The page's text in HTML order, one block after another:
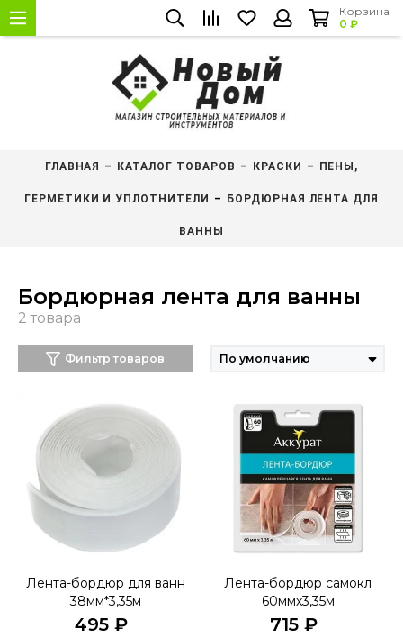
Корзина
0 ₽
ГЛАВНАЯ КАТАЛОГ ТОВАРОВ КРАСКИ ПЕНЫ,
ГЕРМЕТИКИ И УПЛОТНИТЕЛИ БОРДЮРНАЯ ЛЕНТА ДЛЯ
ВАННЫ
Бордюрная лента для ванны
Фильтр товаров
Лента-бордюр для ванн
38мм*3,35м
495 ₽
Лента-бордюр самокл
60ммх3,35м
715 ₽